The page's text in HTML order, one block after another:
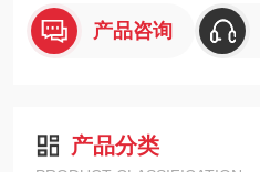
产品咨询
产品分类